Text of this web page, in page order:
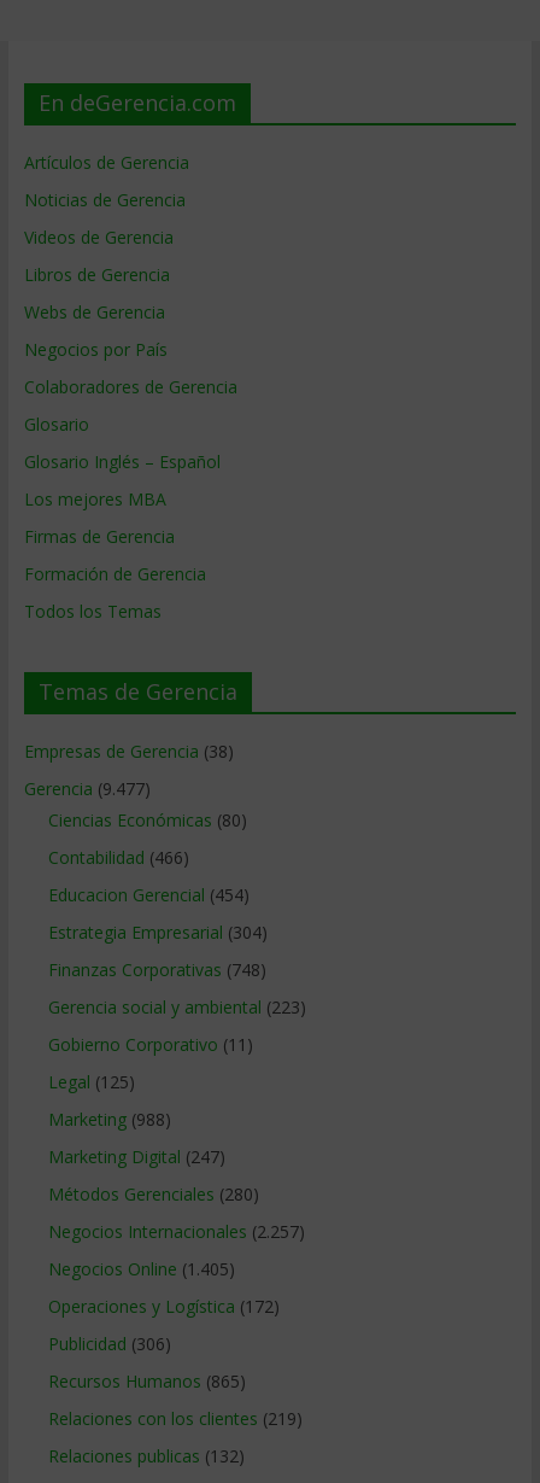
En deGerencia.com
Artículos de Gerencia
Noticias de Gerencia
Videos de Gerencia
Libros de Gerencia
Webs de Gerencia
Negocios por País
Colaboradores de Gerencia
Glosario
Glosario Inglés – Español
Los mejores MBA
Firmas de Gerencia
Formación de Gerencia
Todos los Temas
Temas de Gerencia
Empresas de Gerencia (38)
Gerencia (9.477)
Ciencias Económicas (80)
Contabilidad (466)
Educacion Gerencial (454)
Estrategia Empresarial (304)
Finanzas Corporativas (748)
Gerencia social y ambiental (223)
Gobierno Corporativo (11)
Legal (125)
Marketing(988)
Marketing Digital (247)
Métodos Gerenciales (280)
Negocios Internacionales (2.257)
Negocios Online (1.405)
Operaciones y Logística (172)
Publicidad (306)
Recursos Humanos (865)
Relaciones con los clientes (219)
Relaciones publicas (132)